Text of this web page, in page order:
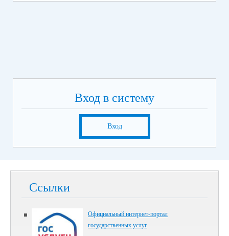
Вход в систему
Вход
Ссылки
Официальный интернет-портал
государственных услуг